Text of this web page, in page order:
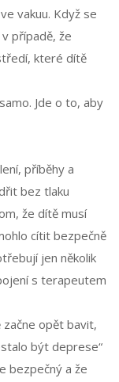
vakuu. Když se
případě, že
které dítě
Jde o to, aby
příběhy a
bez tlaku
že dítě musí
cítit bezpečně
jen několik
s terapeutem
začne opět bavit,
být deprese“
bezpečný a že